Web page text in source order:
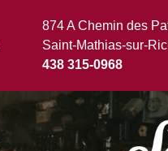
874 A Chemin des
Saint-Mathias-sur-
438 315-0968